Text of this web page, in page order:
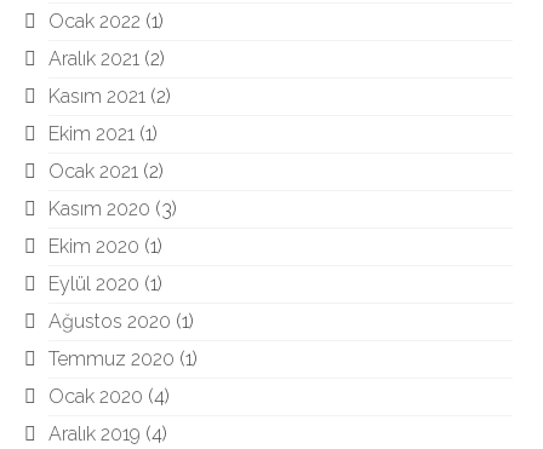
Ocak 2022 (1)
Aralık 2021 (2)
Kasım 2021 (2)
Ekim 2021 (1)
Ocak 2021 (2)
Kasım 2020 (3)
Ekim 2020 (1)
Eylül 2020 (1)
Ağustos 2020 (1)
Temmuz 2020 (1)
Ocak 2020 (4)
Aralık 2019 (4)